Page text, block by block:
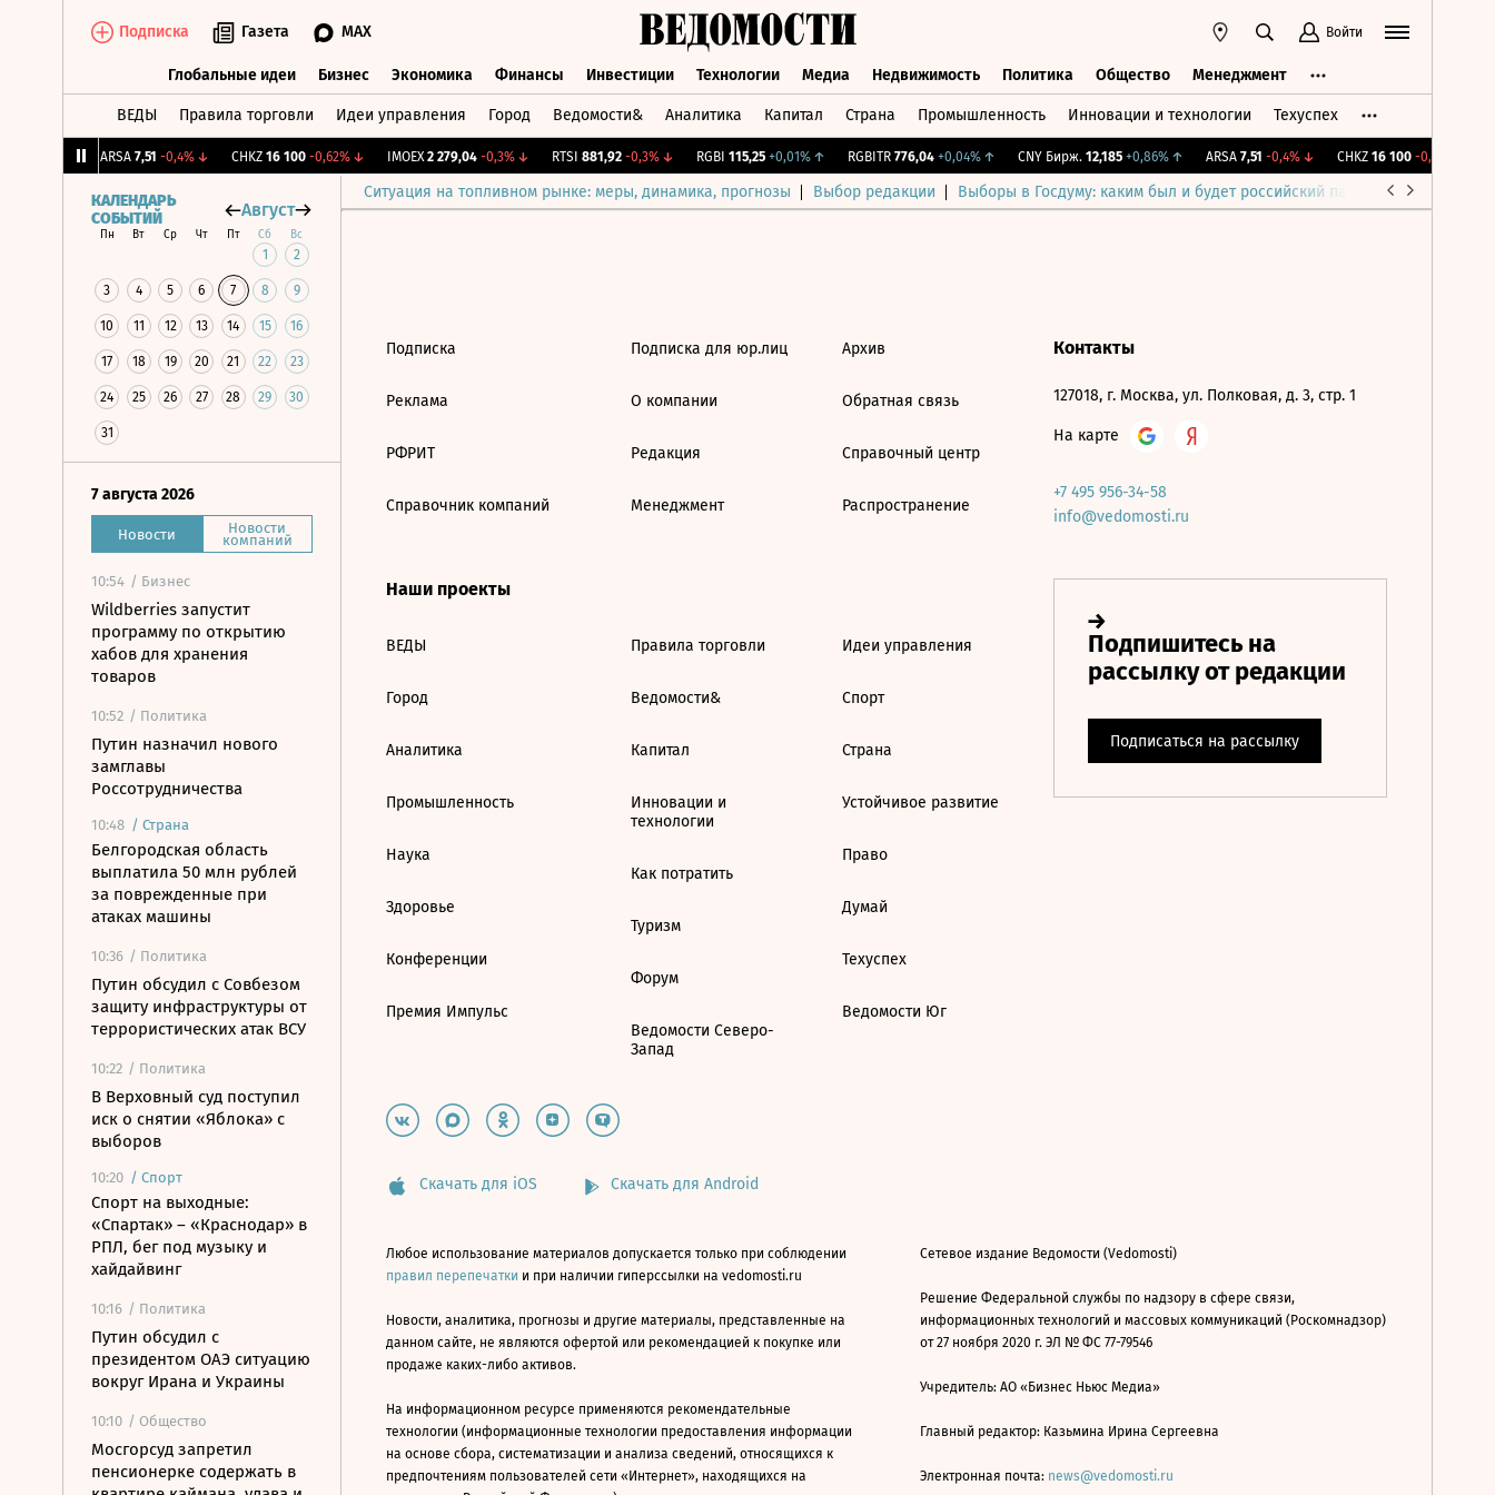
Подписка Газета MAX Войти
Глобальные идеи Бизнес Экономика Финансы Инвестиции Технологии Медиа Недвижимость Политика Общество Менеджмент
ВЕДЫ Правила торговли Идеи управления Город Ведомости& Аналитика Капитал Страна Промышленность Инновации и технологии Техуспех
ARSA 7,51 -0,4%↓ CHKZ 16 100 -0,62%↓ IMOEX 2 279,04 -0,3%↓ RTSI 881,92 -0,3%↓ RGBI 115,25 +0,01%↑ RGBITR 776,04 +0,04%↑ CNY Бирж. 12,185 +0,86%↑ ARSA 7,51 -0,4%↓ CHKZ 16 100 -0,62%
Ситуация на топливном рынке: меры, динамика, прогнозы Выбор редакции Выборы в Госдуму: каким был и будет российский парламент
КАЛЕНДАРЬ
СОБЫТИЙ
Август
Пн Вт Ср Чт Пт Сб Вс
1 2
3 4 5 6 7 8 9
10 11 12 13 14 15 16
17 18 19 20 21 22 23
24 25 26 27 28 29 30
31
7 августа 2026
Новости Новости
компаний
10:54 / Бизнес
Wildberries запустит
программу по открытию
хабов для хранения
товаров
10:52 / Политика
Путин назначил нового
замглавы
Россотрудничества
10:48 / Страна
Белгородская область
выплатила 50 млн рублей
за поврежденные при
атаках машины
10:36 / Политика
Путин обсудил с Совбезом
защиту инфраструктуры от
террористических атак ВСУ
10:22 / Политика
В Верховный суд поступил
иск о снятии «Яблока» с
выборов
10:20 / Спорт
Спорт на выходные:
«Спартак» – «Краснодар» в
РПЛ, бег под музыку и
хайдайвинг
10:16 / Политика
Путин обсудил с
президентом ОАЭ ситуацию
вокруг Ирана и Украины
10:10 / Общество
Мосгорсуд запретил
пенсионерке содержать в
Подписка
Реклама
РФРИТ
Справочник компаний
Подписка для юр.лиц
О компании
Редакция
Менеджмент
Архив
Обратная связь
Справочный центр
Распространение
Наши проекты
ВЕДЫ
Город
Аналитика
Промышленность
Наука
Здоровье
Конференции
Премия Импульс
Правила торговли
Ведомости&
Капитал
Инновации и
технологии
Как потратить
Туризм
Форум
Ведомости Северо-
Запад
Идеи управления
Спорт
Страна
Устойчивое развитие
Право
Думай
Техуспех
Ведомости Юг
Контакты
127018, г. Москва, ул. Полковая, д. 3, стр. 1
На карте
+7 495 956-34-58
info@vedomosti.ru
Скачать для iOS Скачать для Android
Любое использование материалов допускается только при соблюдении
правил перепечатки и при наличии гиперссылки на vedomosti.ru
Новости, аналитика, прогнозы и другие материалы, представленные на
данном сайте, не являются офертой или рекомендацией к покупке или
продаже каких-либо активов.
На информационном ресурсе применяются рекомендательные
технологии (информационные технологии предоставления информации
на основе сбора, систематизации и анализа сведений, относящихся к
предпочтениям пользователей сети «Интернет», находящихся на
Сетевое издание Ведомости (Vedomosti)
Решение Федеральной службы по надзору в сфере связи,
информационных технологий и массовых коммуникаций (Роскомнадзор)
от 27 ноября 2020 г. ЭЛ № ФС 77-79546
Учредитель: АО «Бизнес Ньюс Медиа»
Главный редактор: Казьмина Ирина Сергеевна
Электронная почта: news@vedomosti.ru